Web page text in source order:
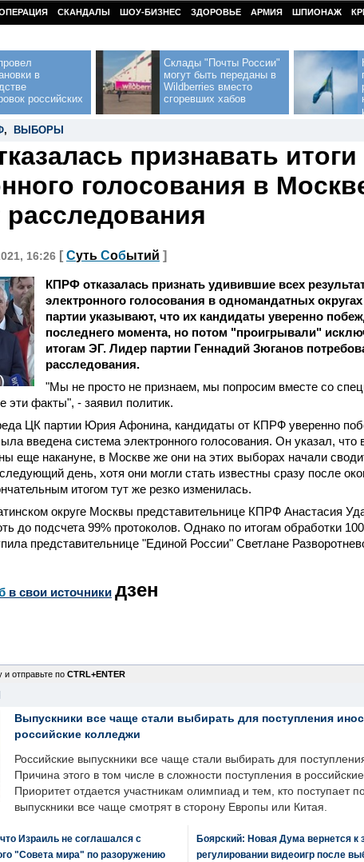
СКАНДАЛЫ ШОУ-БИЗНЕС ЗДОРОВЬЕ АРМИЯ ШПИОНАЖ
в
российских
Склады "Почты России"
могут быть переданы в
Wildberries вместо
сгоревших хабов
, ВЫБОРЫ
признавать итоги
голосования в
расследования
16:26 [ Суть Событий ]
КПРФ отказалась признать удивившие всех
электронного голосования в одномандатных
партии указывают, что их кандидаты уверенно
последнего момента, но потом "проигрывали"
итогам ЭГ. Лидер партии Геннадий Зюганов
расследования.
"Мы не просто не признаем, мы попросим вместе со
эти факты", - заявил политик.
ЦК партии Юрия Афонина, кандидаты от КПРФ уверенно
введена система электронного голосования. Он указал, что
еще накануне, в Москве же они на этих выборах начали
день, хотя они могли стать известны сразу после
итогом тут же резко изменилась.
округе Москвы представительнице КПРФ Анастасия
до подсчета 99% протоколов. Однако по итогам обработки
представительнице "Единой России" Светлане
в свои источники дзен
отправьте по CTRL+ENTER
Выпускники все чаще стали выбирать для поступления
российские колледжи
Российские выпускники все чаще стали выбирать для
Причина этого в том числе в сложности поступления в
Приоритет отдается участникам олимпиад и тем, кто поступает
выпускники все чаще смотрят в сторону Европы или Китая.
Израиль не соглашался с
"Совета мира" по разоружению
Боярский: Новая Дума вернется к
регулировании видеоигр после